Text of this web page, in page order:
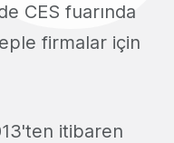
CES fuarında
firmalar için
itibaren